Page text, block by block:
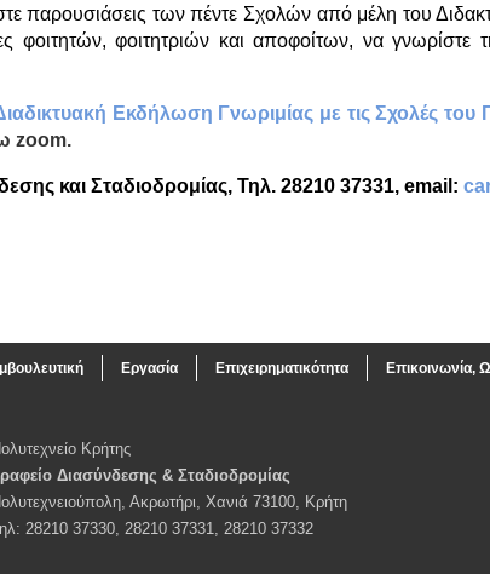
παρουσιάσεις των πέντε Σχολών από μέλη του
φοιτητών, φοιτητριών και αποφοίτων, να γνωρίστε
Εκδήλωση Γνωριμίας με τις Σχολές του
zoom.
και Σταδιοδρομίας, Τηλ. 28210 37331, email:
Εργασία Επιχειρηματικότητα Επικοινωνία,
Κρήτης
Διασύνδεσης & Σταδιοδρομίας
Ακρωτήρι, Χανιά 73100, Κρήτη
28210 37330, 28210 37331, 28210 37332